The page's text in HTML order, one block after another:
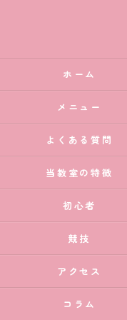
ホーム
メニュー
よくある質問
当教室の特徴
初心者
競技
アクセス
コラム